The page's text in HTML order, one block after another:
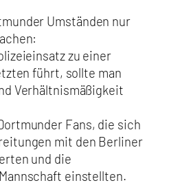
Umständen nur
zu einer
führt, sollte man
Verhältnismäßigkeit
Fans, die sich
mit den Berliner
und die
einstellten.